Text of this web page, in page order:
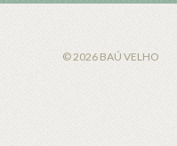
© 2026 BAÚ VELHO